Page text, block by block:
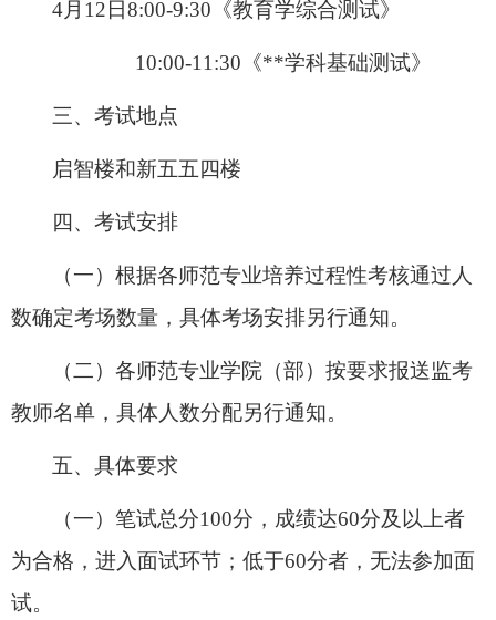
4月1 2 日8:00-9:30《教育学综合测试》
10:00-11:30《**学科基础测试》
三、 考试地点
启智楼和新五五四楼
四 、 考试安排
（一） 根据各师范专业培养过程性考核通过人
数确定考场数量，具体考场安排另行通知。
（二）各师范专业学院（部）按要求报送监考
教师名单，具体人数分配另行通知。
五、 具体要求
（一） 笔试总分100分， 成绩达60分及以上者
为合格，进入面试环节；低于60分者，无法参加面
试。